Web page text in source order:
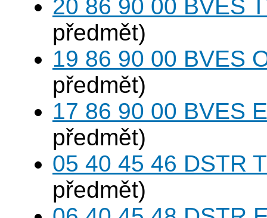
20 86 90 00 BVES
předmět)
19 86 90 00 BVES
předmět)
17 86 90 00 BVES
předmět)
05 40 45 46 DSTR
předmět)